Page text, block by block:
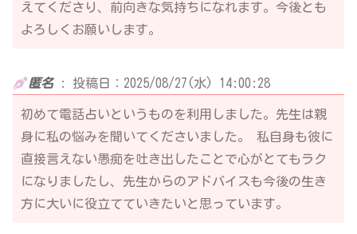
えてくださり、前向きな気持ちになれます。今後とも
よろしくお願いします。
匿名: 投稿日：2025/08/27(水) 14:00:28
初めて電話占いというものを利用しました。先生は親
身に私の悩みを聞いてくださいました。 私自身も彼に
直接言えない愚痴を吐き出したことで心がとてもラク
になりましたし、先生からのアドバイスも今後の生き
方に大いに役立てていきたいと思っています。